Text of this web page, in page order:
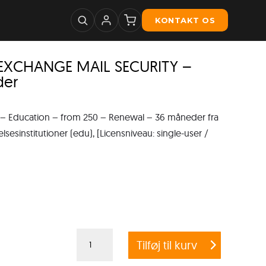
KONTAKT OS
MAIL SECURITY –
– Education – from 250 – Renewal – 36 måneder fra
(edu), [Licensniveau: single-user /
Tilføj til kurv